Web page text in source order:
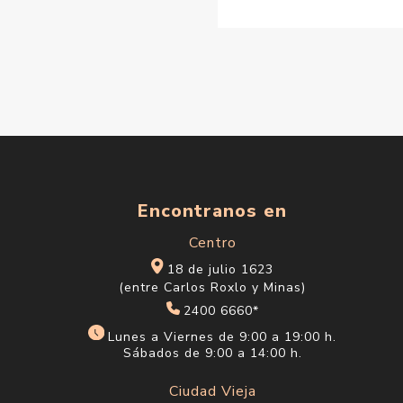
Encontranos en
Centro
18 de julio 1623
(entre Carlos Roxlo y Minas)
2400 6660*
Lunes a Viernes de 9:00 a 19:00 h.
Sábados de 9:00 a 14:00 h.
Ciudad Vieja